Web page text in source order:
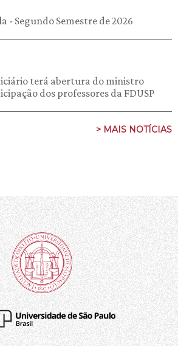
Segundo Semestre de 2026
terá abertura do ministro
dos professores da FDUSP
> MAIS NOTÍCIAS